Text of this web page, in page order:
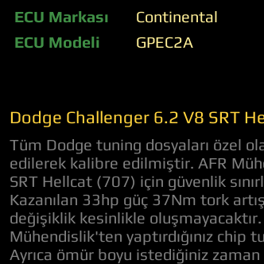
ECU Markası
ECU Modeli
Continental
GPEC2A
Dodge Challenger 6.2 V8 SRT
Tüm Dodge tuning dosyaları özel
edilerek kalibre edilmiştir. AFR
SRT Hellcat (707) için güvenlik
Kazanılan 33hp güç 37Nm tork
değişiklik kesinlikle oluşmayacaktır.
Mühendislik'ten yaptırdığınız
Ayrıca ömür boyu istediğiniz